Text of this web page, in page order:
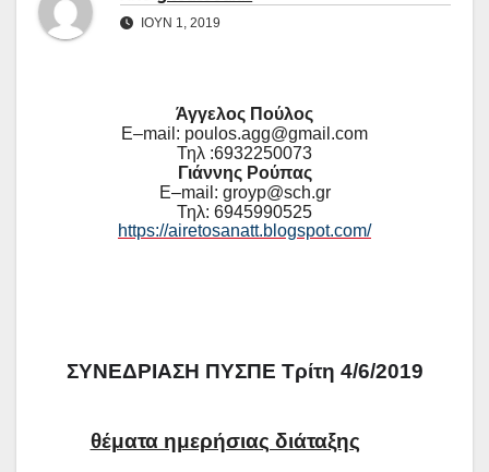
ΙΟΎΝ 1, 2019
Άγγελος Πούλος
E–mail : poulos.agg@gmail .com
Τηλ :6932250073
Γιάννης Ρούπας
E–mail : groyp@sch.gr
Τηλ: 6945990525
https://airetosanatt.blogspot.com/
ΣΥΝΕΔΡΙΑΣΗ ΠΥΣΠΕ Τρίτη 4/6/2019
θέματα ημερήσιας διάταξης